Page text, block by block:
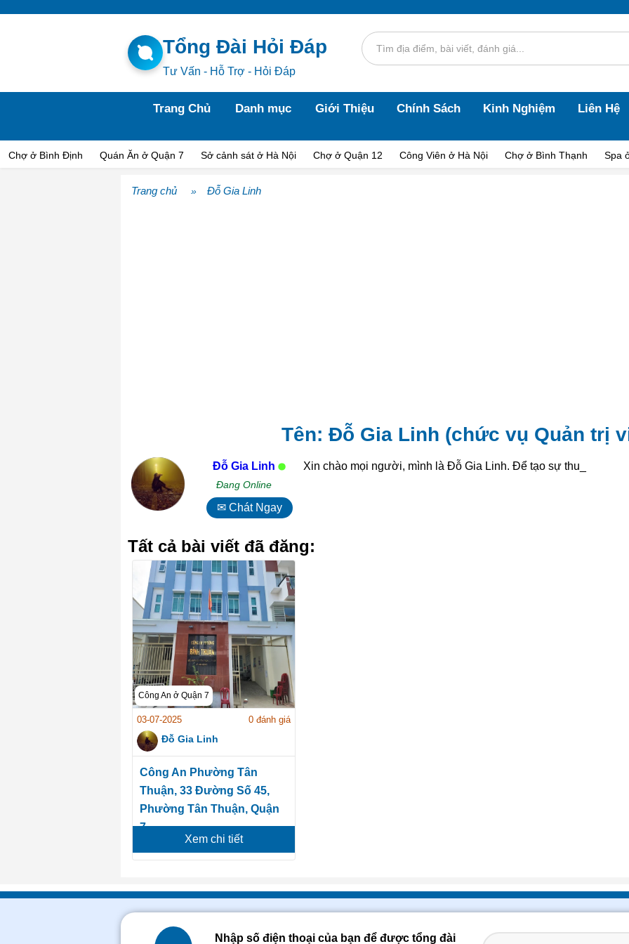
Tổng Đài Hỏi Đáp
Tư Vấn - Hỗ Trợ - Hỏi Đáp
Trang Chủ Danh mục Giới Thiệu Chính Sách Kinh Nghiệm Liên Hệ
Chợ ở Bình Định Quán Ăn ở Quận 7 Sở cảnh sát ở Hà Nội Chợ ở Quận 12 Công Viên ở Hà Nội Chợ ở Bình Thạnh Spa
Trang chủ » Đỗ Gia Linh
Tên: Đỗ Gia Linh (chức vụ Quản trị
Đỗ Gia Linh
Đang Online
✉ Chát Ngay
Xin chào mọi người, mình là Đỗ Gia Linh. Để tạo sự thuận _
Tất cả bài viết đã đăng:
Công An ở Quận 7
03-07-2025 0 đánh giá
Đỗ Gia Linh
Công An Phường Tân
Thuận, 33 Đường Số 45,
Phường Tân Thuận, Quận
7
Xem chi tiết
Nhập số điện thoại của bạn để được tổng đài